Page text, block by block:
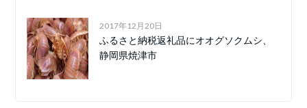
2017年12月20日
ふるさと納税返礼品にオオグソクムシ、
静岡県焼津市